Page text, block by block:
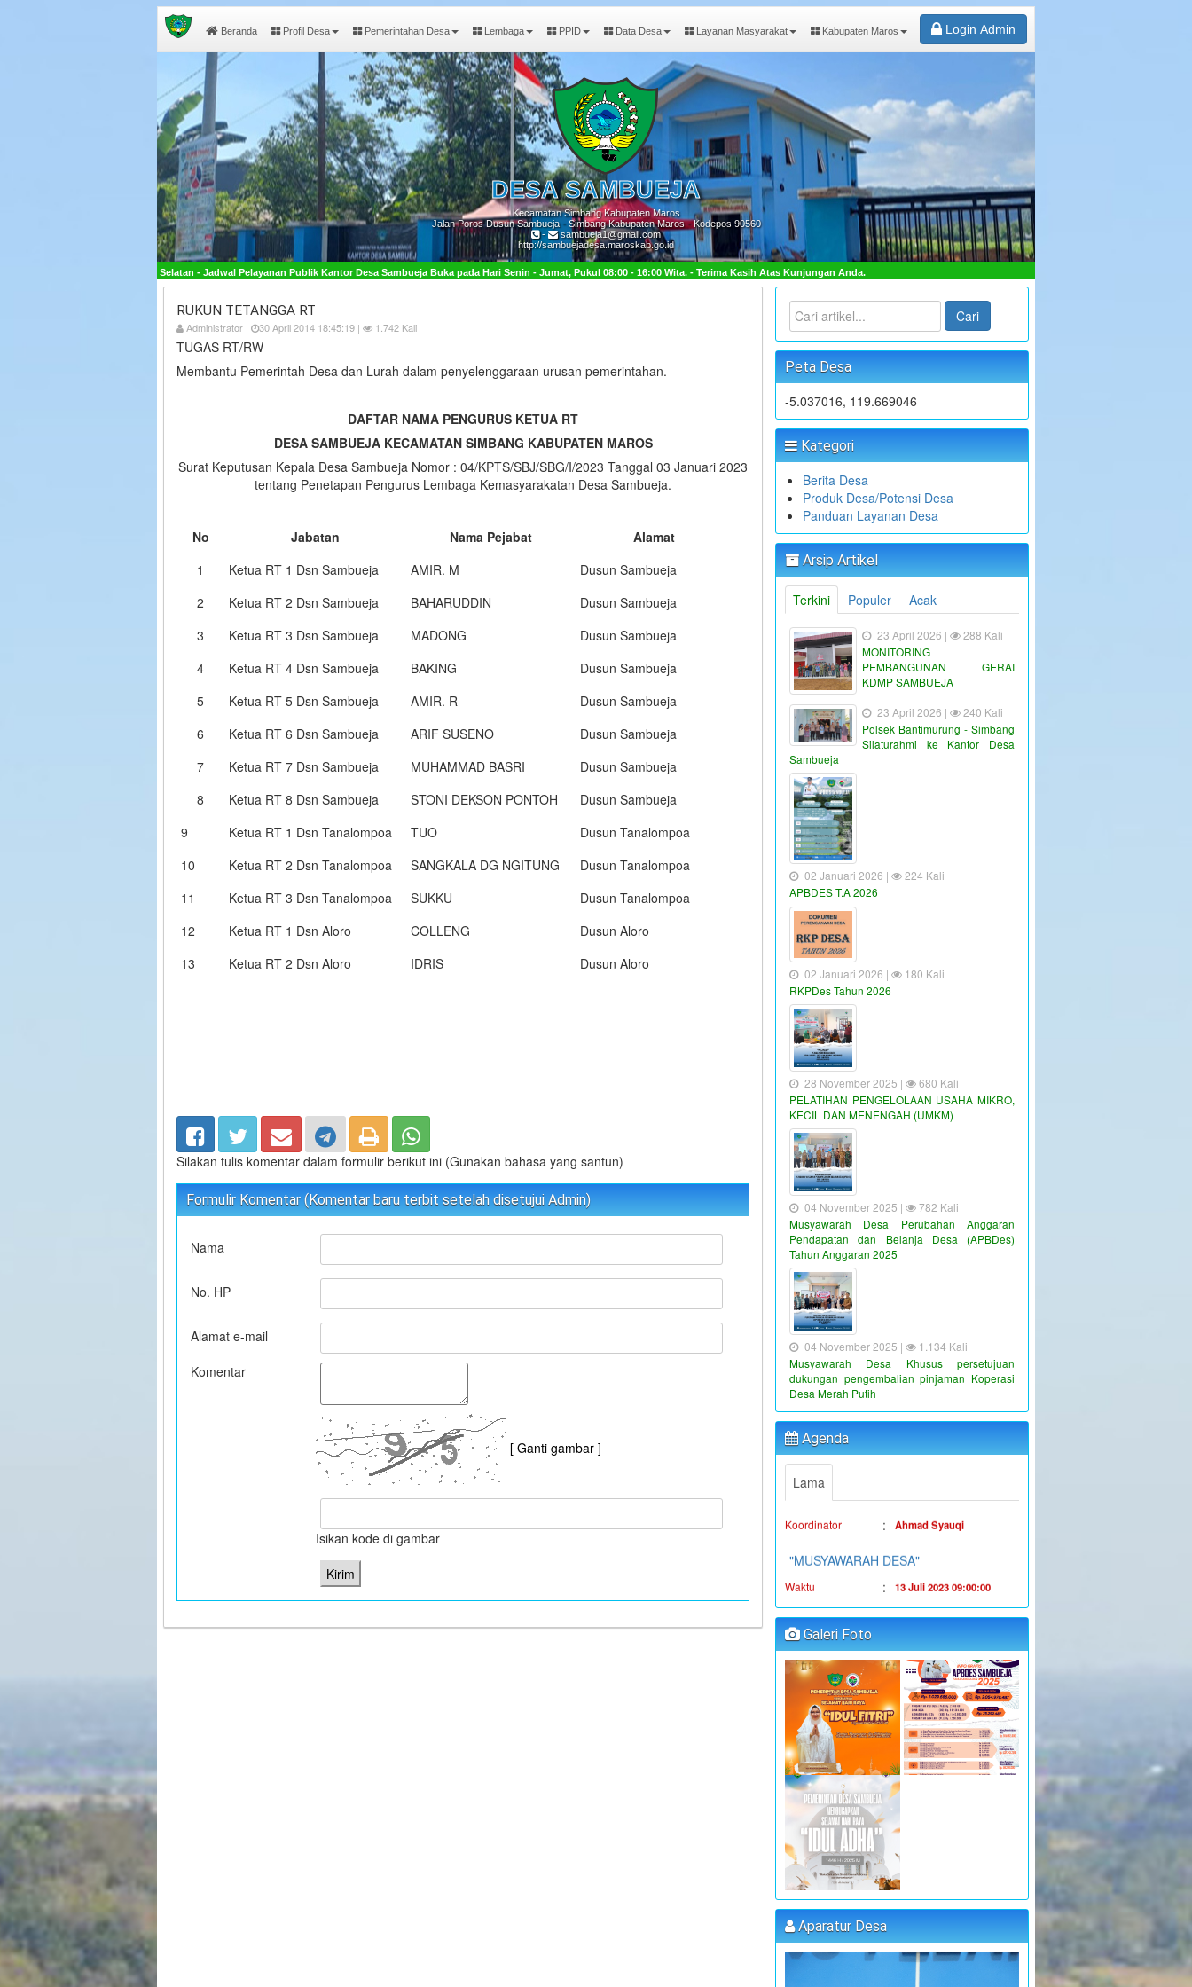
Beranda Profil Desa Pemerintahan Desa Lembaga PPID Data Desa Layanan Masyarakat Kabupaten Maros Login Admin
DESASAMBUEJA
Kecamatan Simbang Kabupaten Maros
Jalan Poros Dusun Sambueja - Simbang Kabupaten Maros - Kodepos 90560
-
sambueja1@gmail.com
http://sambuejadesa.maroskab.go.id
Selatan - Jadwal Pelayanan Publik Kantor Desa Sambueja Buka pada Hari Senin - Jumat, Pukul 08:00 - 16:00 Wita. - Terima Kasih Atas Kunjungan Anda.
RUKUN TETANGGA RT
Administrator | 30 April 2014 18:45:19 | 1.742 Kali
TUGAS RT/RW
Membantu Pemerintah Desa dan Lurah dalam penyelenggaraan urusan pemerintahan.
DAFTAR NAMA PENGURUS KETUA RT
DESA SAMBUEJA KECAMATAN SIMBANG KABUPATEN MAROS
Surat Keputusan Kepala Desa Sambueja Nomor : 04/KPTS/SBJ/SBG/I/2023 Tanggal 03 Januari 2023
tentang Penetapan Pengurus Lembaga Kemasyarakatan Desa Sambueja.
No Jabatan Nama Pejabat
Alamat
1
Ketua RT 1 Dsn Sambueja AMIR. M
Dusun Sambueja
2
Ketua RT 2 Dsn Sambueja BAHARUDDIN
Dusun Sambueja
3
Ketua RT 3 Dsn Sambueja MADONG
Dusun Sambueja
4
Ketua RT 4 Dsn Sambueja BAKING
Dusun Sambueja
5
Ketua RT 5 Dsn Sambueja AMIR. R
Dusun Sambueja
6
Ketua RT 6 Dsn Sambueja ARIF SUSENO
Dusun Sambueja
7
Ketua RT 7 Dsn Sambueja MUHAMMAD BASRI
Dusun Sambueja
8
Ketua RT 8 Dsn Sambueja STONI DEKSON PONTOH
Dusun Sambueja
9
Ketua RT 1 Dsn Tanalompoa TUO
Dusun Tanalompoa
10
Ketua RT 2 Dsn Tanalompoa SANGKALA DG NGITUNG
Dusun Tanalompoa
11
Ketua RT 3 Dsn Tanalompoa SUKKU
Dusun Tanalompoa
12
Ketua RT 1 Dsn Aloro COLLENG
Dusun Aloro
13
Ketua RT 2 Dsn Aloro IDRIS Dusun Aloro
Silakan tulis komentar dalam formulir berikut ini (Gunakan bahasa yang santun)
Formulir Komentar (Komentar baru terbit setelah disetujui Admin)
Nama
No. HP
Alamat e-mail
Komentar
[ Ganti gambar ]
Isikan kode di gambar
Cari
Peta Desa
-5.037016, 119.669046
Kategori
Berita Desa
Produk Desa/Potensi Desa
Panduan Layanan Desa
Arsip Artikel
Terkini Populer Acak
23 April 2026 |
288 Kali
MONITORING
PEMBANGUNAN GERAI
KDMP SAMBUEJA
23 April 2026 |
240 Kali
Polsek Bantimurung - Simbang
Silaturahmi ke Kantor Desa
Sambueja
02 Januari 2026 |
224 Kali
APBDES T.A 2026
02 Januari 2026 |
180 Kali
RKPDes Tahun 2026
28 November 2025 |
680 Kali
PELATIHAN PENGELOLAAN USAHA MIKRO,
KECIL DAN MENENGAH (UMKM)
04 November 2025 |
782 Kali
Musyawarah Desa Perubahan Anggaran
Pendapatan dan Belanja Desa (APBDes)
Tahun Anggaran 2025
04 November 2025 |
1.134 Kali
Musyawarah Desa Khusus persetujuan
dukungan pengembalian pinjaman Koperasi
Desa Merah Putih
Agenda
Lama
"PENYALURAN BLT-DD TAHUN
ANGGARAN 2023"
Waktu
Lokasi :
Koordinator
"MUSYAWARAH DESA"
Koordinator :
SAMBUEJA)
"MUSYAWARAH DESA"
Waktu : 14 Juli 2023 09:00:00
Lokasi : Kantor Desa Sambueja
Koordinator :
JUFRI (SEKDES
SAMBUEJA)
"MUSYAWARAH DESA"
Waktu
Lokasi Kantor Desa Sambueja
Koordinator :
MUHAMMAD AGUS, S.Pd
PELATIHAN FORUM DISABILITAS T.A
2023
Waktu : 31 Juli 2023 09:00:00
Kantor Desa Sambueja
Galeri Foto
Aparatur Desa